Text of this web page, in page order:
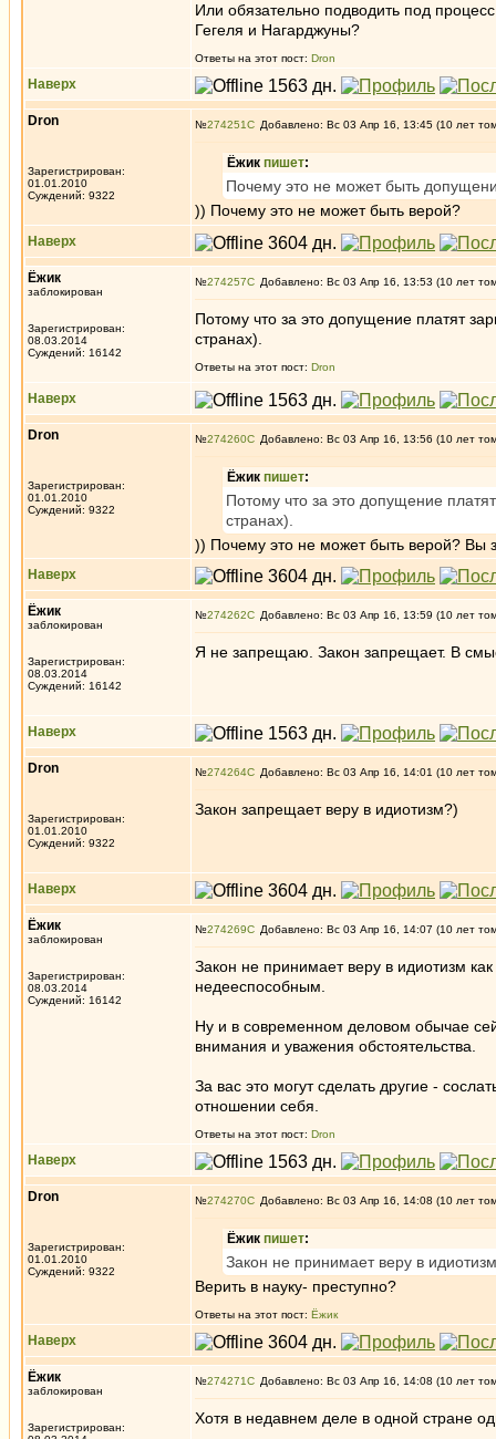
Или обязательно подводить под
Гегеля и Нагарджуны?
Ответы на этот пост: Dron
Наверх
Dron
Зарегистрирован:
01.01.2010
Суждений: 9322
№274251 Добавлено: Вс 03 Апр 16, 13:45 (10 лет
Ёжик пишет:
Почему это не может быть
)) Почему это не может быть верой?
Наверх
Ёжик
заблокирован
Зарегистрирован:
08.03.2014
Суждений: 16142
№274257 Добавлено: Вс 03 Апр 16, 13:53 (10 лет
Потому что за это допущение платят
странах).
Ответы на этот пост: Dron
Наверх
Dron
Зарегистрирован:
01.01.2010
Суждений: 9322
№274260 Добавлено: Вс 03 Апр 16, 13:56 (10 лет
Ёжик пишет:
Потому что за это допущение
странах).
)) Почему это не может быть верой? Вы
Наверх
Ёжик
заблокирован
Зарегистрирован:
08.03.2014
Суждений: 16142
№274262 Добавлено: Вс 03 Апр 16, 13:59 (10 лет
Я не запрещаю. Закон запрещает. В
Наверх
Dron
Зарегистрирован:
01.01.2010
Суждений: 9322
№274264 Добавлено: Вс 03 Апр 16, 14:01 (10 лет
Закон запрещает веру в идиотизм?)
Наверх
Ёжик
заблокирован
Зарегистрирован:
08.03.2014
Суждений: 16142
№274269 Добавлено: Вс 03 Апр 16, 14:07 (10 лет
Закон не принимает веру в идиотизм
недееспособным.
Ну и в современном деловом обычае
внимания и уважения обстоятельства.
За вас это могут сделать другие -
отношении себя.
Ответы на этот пост: Dron
Наверх
Dron
Зарегистрирован:
01.01.2010
Суждений: 9322
№274270 Добавлено: Вс 03 Апр 16, 14:08 (10 лет
Ёжик пишет:
Закон не принимает веру в идиотизм
Верить в науку- преступно?
Ответы на этот пост: Ёжик
Наверх
Ёжик
заблокирован
Зарегистрирован:
№274271 Добавлено: Вс 03 Апр 16, 14:08 (10 лет
Хотя в недавнем деле в одной стране